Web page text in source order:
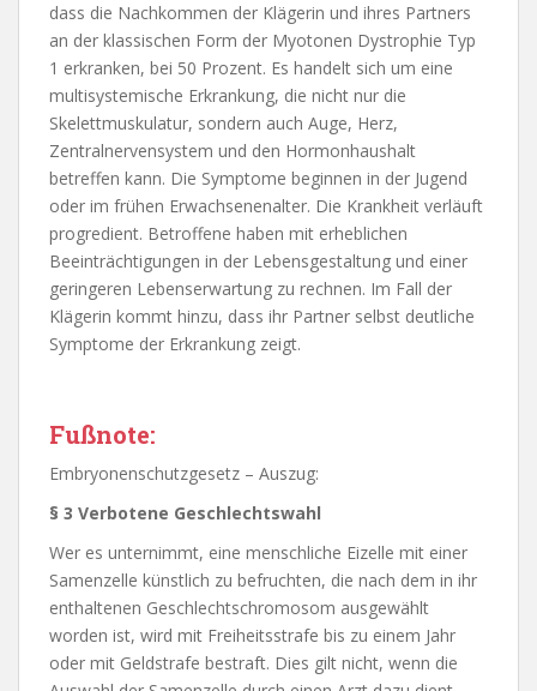
dass die Nachkommen der Klägerin und ihres Partners
an der klassischen Form der Myotonen Dystrophie Typ
1 erkranken, bei 50 Prozent. Es handelt sich um eine
multisystemische Erkrankung, die nicht nur die
Skelettmuskulatur, sondern auch Auge, Herz,
Zentralnervensystem und den Hormonhaushalt
betreffen kann. Die Symptome beginnen in der Jugend
oder im frühen Erwachsenenalter. Die Krankheit verläuft
progredient. Betroffene haben mit erheblichen
Beeinträchtigungen in der Lebensgestaltung und einer
geringeren Lebenserwartung zu rechnen. Im Fall der
Klägerin kommt hinzu, dass ihr Partner selbst deutliche
Symptome der Erkrankung zeigt.
Fußnote:
Embryonenschutzgesetz – Auszug:
§ 3 Verbotene Geschlechtswahl
Wer es unternimmt, eine menschliche Eizelle mit einer
Samenzelle künstlich zu befruchten, die nach dem in ihr
enthaltenen Geschlechtschromosom ausgewählt
worden ist, wird mit Freiheitsstrafe bis zu einem Jahr
oder mit Geldstrafe bestraft. Dies gilt nicht, wenn die